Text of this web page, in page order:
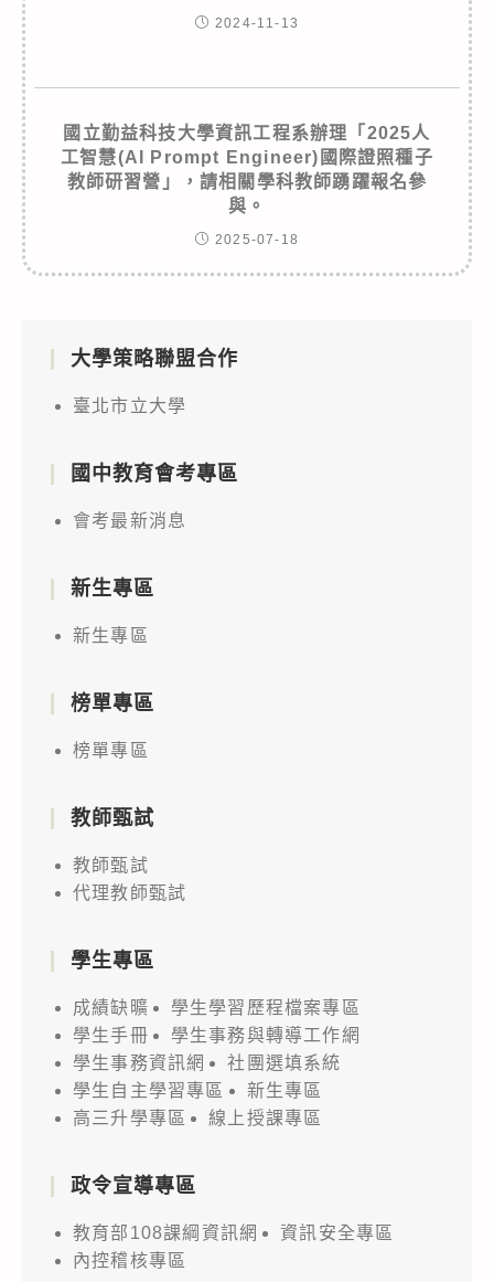
2024-11-13
國立勤益科技大學資訊工程系辦理「2025人
工智慧(AI Prompt Engineer)國際證照種子
教師研習營」，請相關學科教師踴躍報名參
與。
2025-07-18
大學策略聯盟合作
臺北市立大學
國中教育會考專區
會考最新消息
新生專區
新生專區
榜單專區
榜單專區
教師甄試
教師甄試
代理教師甄試
學生專區
成績缺曠
學生學習歷程檔案專區
學生手冊
學生事務與轉導工作網
學生事務資訊網
社團選填系統
學生自主學習專區
新生專區
高三升學專區
線上授課專區
政令宣導專區
教育部108課綱資訊網
資訊安全專區
內控稽核專區